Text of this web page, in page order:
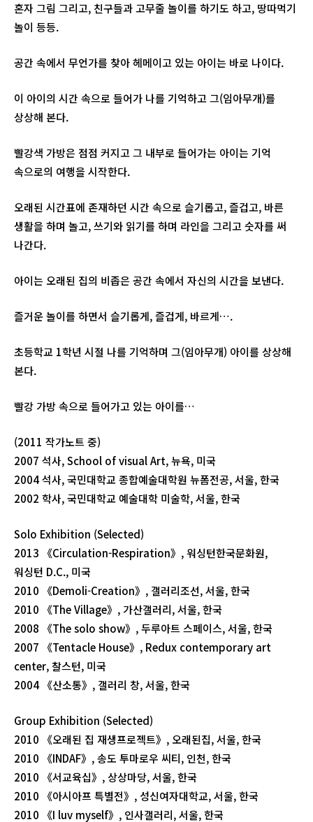
혼자 그림 그리고, 친구들과 고무줄 놀이를 하기도 하고, 땅따먹기
놀이 등등.
공간 속에서 무언가를 찾아 헤메이고 있는 아이는 바로 나이다.
이 아이의 시간 속으로 들어가 나를 기억하고 그(임아무개)를
상상해 본다.
빨강색 가방은 점점 커지고 그 내부로 들어가는 아이는 기억
속으로의 여행을 시작한다.
오래된 시간표에 존재하던 시간 속으로 슬기롭고, 즐겁고, 바른
생활을 하며 놀고, 쓰기와 읽기를 하며 라인을 그리고 숫자를 써
나간다.
아이는 오래된 집의 비좁은 공간 속에서 자신의 시간을 보낸다.
즐거운 놀이를 하면서 슬기롭게, 즐겁게, 바르게….
초등학교 1학년 시절 나를 기억하며 그(임아무개) 아이를 상상해
본다.
빨강 가방 속으로 들어가고 있는 아이를…
(2011 작가노트 중)
2007 석사, School of visual Art, 뉴욕, 미국
2004 석사, 국민대학교 종합예술대학원 뉴폼전공, 서울, 한국
2002 학사, 국민대학교 예술대학 미술학, 서울, 한국
Solo Exhibition (Selected)
2013 《Circulation-Respiration》, 워싱턴한국문화원,
워싱턴 D.C., 미국
2010 《Demoli-Creation》, 갤러리조선, 서울, 한국
2010 《The Village》, 가산갤러리, 서울, 한국
2008 《The solo show》, 두루아트 스페이스, 서울, 한국
2007 《Tentacle House》, Redux contemporary art
center, 찰스턴, 미국
2004 《산소통》, 갤러리 창, 서울, 한국
Group Exhibition (Selected)
2010 《오래된 집 재생프로젝트》, 오래된집, 서울, 한국
2010 《INDAF》, 송도 투마로우 씨티, 인천, 한국
2010 《서교육십》, 상상마당, 서울, 한국
2010 《아시아프 특별전》, 성신여자대학교, 서울, 한국
2010 《I luv myself》, 인사갤러리, 서울, 한국